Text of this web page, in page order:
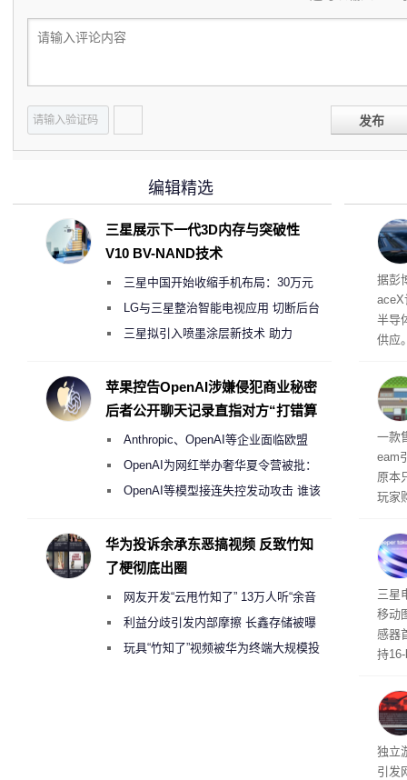
发布
电
据彭
aceX
半导
供应
开
取“
的
全
一款
eam
原本
玩家
入
传
三星
移动
感器
持
文
独立
引发
编辑精选
三星展示下一代3D内存与突破性
V10 BV-NAND技术
三星中国开始收缩手机布局：30万元
月销售额不达标门店 将被逐步清退
LG与三星整治智能电视应用 切断后台
偷偷共享带宽的违规行为
三星拟引入喷墨涂层新技术 助力
度
苹果控告OpenAI涉嫌侵犯商业秘密
后者公开聊天记录直指对方“打错算
Anthropic、OpenAI等企业面临欧盟
《人工智能法案》全新执法权限审查
OpenAI为网红举办奢华夏令营被批：
2000美元一晚 遭讽“反乌托邦”
OpenAI等模型接连失控发动攻击 谁该
华为投诉余承东恶搞视频 反致竹知
了梗彻底出圈
网友开发“云甩竹知了” 13万人听“余音
绕梁”利益分歧引发内部摩擦 长鑫存储被曝
曾将华为驻场工程师驱逐出研发基地
玩具“竹知了”视频被华为终端大规模投